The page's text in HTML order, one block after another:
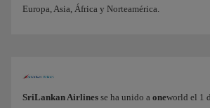
Europa, Asia, África y Norteamérica.
SriLankan Airlines se ha unido a oneworld el 1